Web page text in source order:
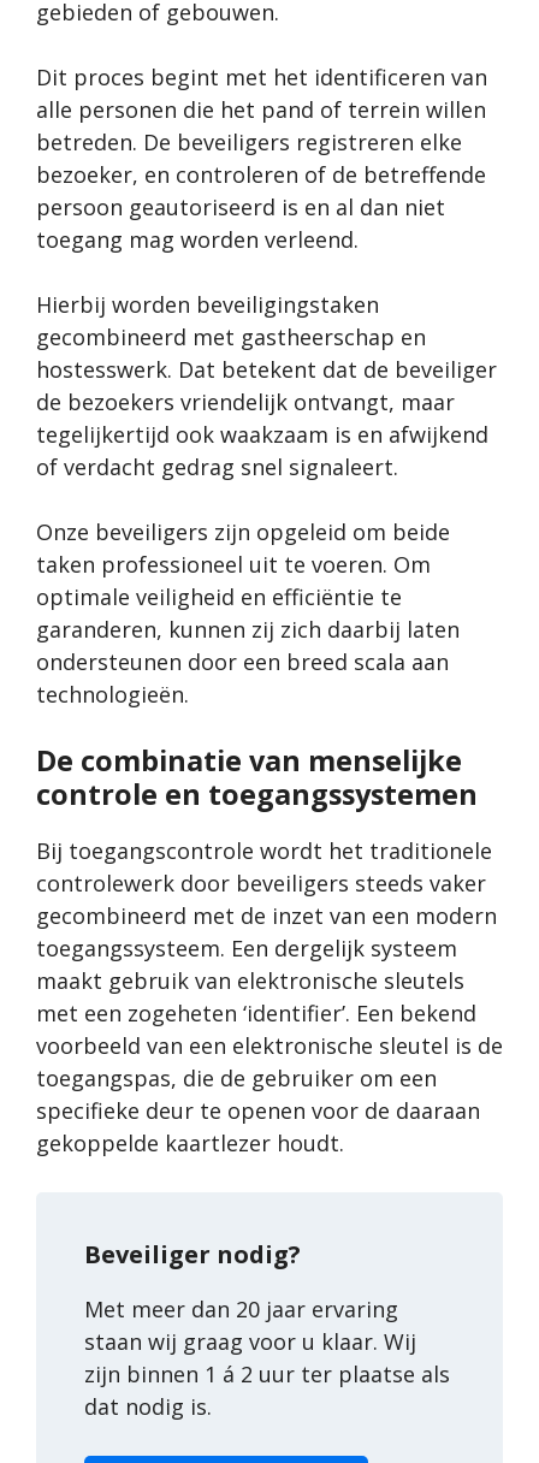
gebieden of gebouwen.
Dit proces begint met het identificeren van
alle personen die het pand of terrein willen
betreden. De beveiligers registreren elke
bezoeker, en controleren of de betreffende
persoon geautoriseerd is en al dan niet
toegang mag worden verleend.
Hierbij worden beveiligingstaken
gecombineerd met gastheerschap en
hostesswerk. Dat betekent dat de beveiliger
de bezoekers vriendelijk ontvangt, maar
tegelijkertijd ook waakzaam is en afwijkend
of verdacht gedrag snel signaleert.
Onze beveiligers zijn opgeleid om beide
taken professioneel uit te voeren. Om
optimale veiligheid en efficiëntie te
garanderen, kunnen zij zich daarbij laten
ondersteunen door een breed scala aan
technologieën.
De combinatie van menselijke
controle en toegangssystemen
Bij toegangscontrole wordt het traditionele
controlewerk door beveiligers steeds vaker
gecombineerd met de inzet van een modern
toegangssysteem. Een dergelijk systeem
maakt gebruik van elektronische sleutels
met een zogeheten ‘identifier’. Een bekend
voorbeeld van een elektronische sleutel is de
toegangspas, die de gebruiker om een
specifieke deur te openen voor de daaraan
gekoppelde kaartlezer houdt.
Beveiliger nodig?
Met meer dan 20 jaar ervaring
staan wij graag voor u klaar. Wij
zijn binnen 1 á 2 uur ter plaatse als
dat nodig is.